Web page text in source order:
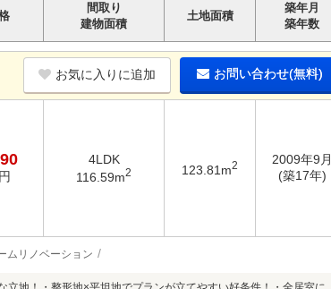
間取り
建物面積
土地面積
築年月
築年数
お気に入りに追加 お問い合わせ(無料)
4LDK
116.59m2 123.81m2
2009年9月
(築17年)
ムリノベーション